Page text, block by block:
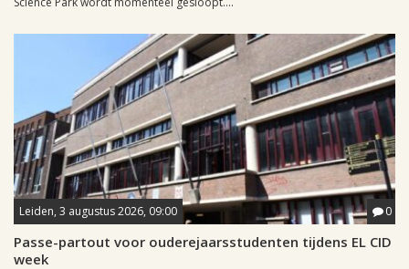
Leiden, 3 augustus 2026, 09:00 0
Passe-partout voor ouderejaarsstudenten tijdens EL CID
week